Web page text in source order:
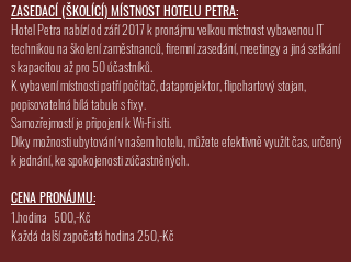
ZASEDACÍ (ŠKOLÍCÍ) MÍSTNOST HOTELU PETRA:
Hotel Petra nabízí od září 2017 k pronájmu velkou místnost vybavenou IT
technikou na školení zaměstnanců, firemní zasedání, meetingy a jiná setkání
s kapacitou až pro 50 účastníků.
K vybavení místnosti patří počítač, dataprojektor, flipchartový stojan,
popisovatelná bílá tabule s fixy.
Samozřejmostí je připojení k Wi-Fi síti.
Díky možnosti ubytování v našem hotelu, můžete efektivně využít čas, určený
k jednání, ke spokojenosti zúčastněných.
CENA PRONÁJMU:
1.hodina 500,-Kč
Každá další započatá hodina 250,-Kč